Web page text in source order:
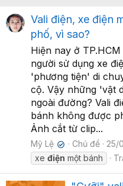
Vali điện, xe điện
phố, vì sao?
Hiện nay ở
người sử dụng xe
'phương tiện' di
cộ. Vậy những 'vật
ngoài đường? Vali
bánh không được
Ảnh cắt từ clip...
Mỹ Lệ ✔ Chủ đề 25/
xe điện một bánh